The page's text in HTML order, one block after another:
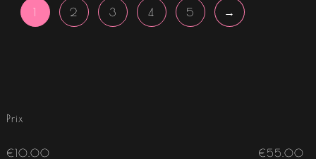
Prix
€10.00 €55.00
1 2 3 4 5 →